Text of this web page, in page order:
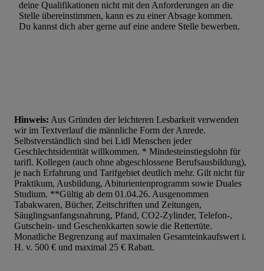
deine Qualifikationen nicht mit den Anforderungen an die
Stelle übereinstimmen, kann es zu einer Absage kommen.
Du kannst dich aber gerne auf eine andere Stelle bewerben.
Hinweis: Aus Gründen der leichteren Lesbarkeit verwenden
wir im Textverlauf die männliche Form der Anrede.
Selbstverständlich sind bei Lidl Menschen jeder
Geschlechtsidentität willkommen. * Mindesteinstiegslohn für
tarifl. Kollegen (auch ohne abgeschlossene Berufsausbildung),
je nach Erfahrung und Tarifgebiet deutlich mehr. Gilt nicht für
Praktikum, Ausbildung, Abiturientenprogramm sowie Duales
Studium. **Gültig ab dem 01.04.26. Ausgenommen
Tabakwaren, Bücher, Zeitschriften und Zeitungen,
Säuglingsanfangsnahrung, Pfand, CO2-Zylinder, Telefon-,
Gutschein- und Geschenkkarten sowie die Rettertüte.
Monatliche Begrenzung auf maximalen Gesamteinkaufswert i.
H. v. 500 € und maximal 25 € Rabatt.
Entwicklung und Verbesserung der Angebote. Analyse von
Statistiken oder Kombinationen von Daten aus verschiedenen